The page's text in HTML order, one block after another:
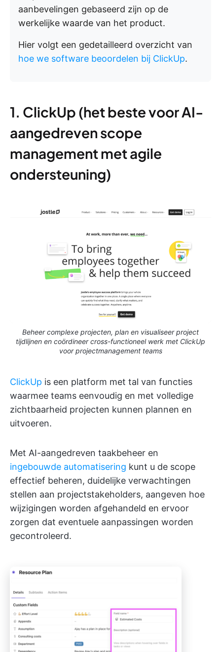
aanbevelingen gebaseerd zijn op de
werkelijke waarde van het product.
Hier volgt een gedetailleerd overzicht van
hoe we software beoordelen bij ClickUp.
1. ClickUp (het beste voor AI-
aangedreven scope
management met agile
ondersteuning)
Beheer complexe projecten, plan en visualiseer project
tijdlijnen en coördineer cross-functioneel werk met ClickUp
voor projectmanagement teams
ClickUp is een platform met tal van functies
waarmee teams eenvoudig en met volledige
zichtbaarheid projecten kunnen plannen en
uitvoeren.
Met AI-aangedreven taakbeheer en
ingebouwde automatisering kunt u de scope
effectief beheren, duidelijke verwachtingen
stellen aan projectstakeholders, aangeven hoe
wijzigingen worden afgehandeld en ervoor
zorgen dat eventuele aanpassingen worden
gecontroleerd.